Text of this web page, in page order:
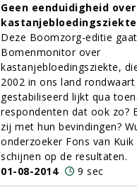
Geen eenduidigheid
kastanjebloedingsziekte
Deze Boomzorg-editie
Bomenmonitor over
kastanjebloedingsziekte,
2002 in ons land rondwaart
gestabiliseerd lijkt qua
respondenten dat ook zo?
zij met hun bevindingen?
onderzoeker Fons van
schijnen op de resultaten.
01-08-2014
9 sec